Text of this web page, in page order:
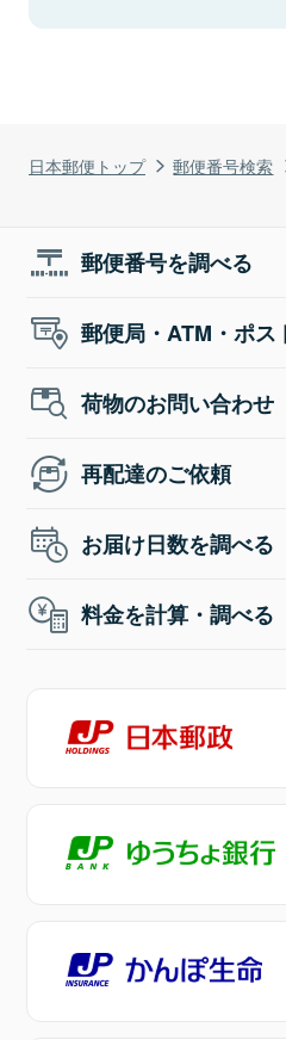
日本郵便トップ 郵便番号検索
郵便番号を調べる
郵便局・ATM・ポス
荷物のお問い合わせ
再配達のご依頼
お届け日数を調べる
料金を計算・調べる